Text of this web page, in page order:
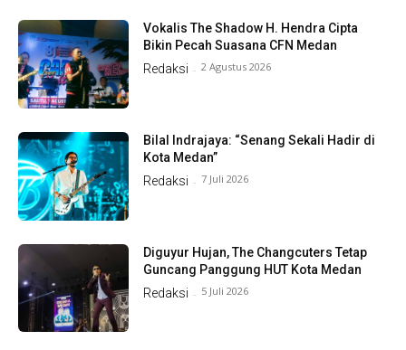
Vokalis The Shadow H. Hendra Cipta
Bikin Pecah Suasana CFN Medan
Redaksi - 2 Agustus 2026
Bilal Indrajaya: “Senang Sekali Hadir di
Kota Medan”
Redaksi - 7 Juli 2026
Diguyur Hujan, The Changcuters Tetap
Guncang Panggung HUT Kota Medan
Redaksi - 5 Juli 2026